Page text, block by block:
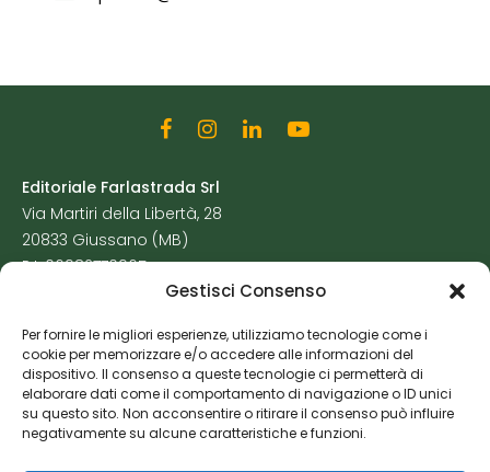
Gestisci Consenso
Per fornire le migliori esperienze, utilizziamo tecnologie come i
cookie per memorizzare e/o accedere alle informazioni del
dispositivo. Il consenso a queste tecnologie ci permetterà di
elaborare dati come il comportamento di navigazione o ID unici
su questo sito. Non acconsentire o ritirare il consenso può influire
negativamente su alcune caratteristiche e funzioni.
Editoriale Farlastrada Srl
Via Martiri della Libertà, 28
20833 Giussano (MB)
P.I. 06982770965
Cookie Policy
Risorse Aggiuntive